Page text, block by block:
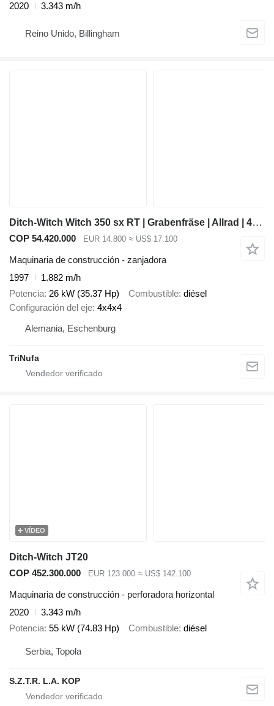
2020
3.343 m/h
Reino Unido, Billingham
Ditch-Witch Witch 350 sx RT | Grabenfräse | Allrad | 4x4x4 |
COP 54.420.000 EUR 14.800 ≈ US$ 17.100
Maquinaria de construcción - zanjadora
1997
1.882 m/h
Potencia 26 kW (35.37 Hp) Combustible diésel
Configuración del eje 4x4x4
Alemania, Eschenburg
TriNufa
VÍDEO
Ditch-Witch JT20
COP 452.300.000
EUR 123.000 ≈ US$ 142.100
Maquinaria de construcción - perforadora horizontal
2020
3.343 m/h
Potencia 55 kW (74.83 Hp) Combustible diésel
Serbia, Topola
S.Z.T.R. L.A. KOP